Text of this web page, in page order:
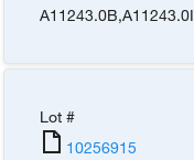
A11243.0B,A11243.0I
Lot #
10256915